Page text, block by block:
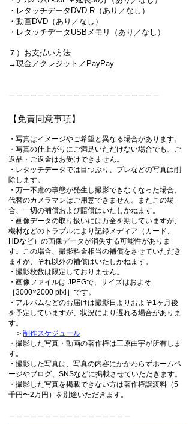
・レタッチデータDVD-R（あり／なし）
・動画DVD（あり／なし）
・レタッチデータUSBメモリ（あり／なし）
７）お支払い方法
→現金／クレジット／PayPay
【免責同意事項】
・写真はイメージやご希望と異なる場合があります。
・写真の仕上がりにご満足いただけない場合でも、ご
返品・ご返金はお受けできません。
・レタッチデータでは目つぶり、ブレなどの写真は削
除します。
・万一不慮の事態が発生し撮影できなくなった場合、
代替のカメラマンはご用意できません。またこの場
合、一切の補償および賠償はいたしかねます。
・画像データの取り扱いには万全を期していますが、
機材などのトラブルにより記録メディア（カード、
HDなど）の画像データが消失する可能性がありま
す。この場合、撮影料金相当の補償をさせていただき
ますが、それ以外の補償はいたしかねます。
・撮影枚数は限定しておりません。
・画像ファイルは.JPEGで、サイズはおよそ
［3000×2000 pixl］です。
・アルバムなどのお届けは撮影日よりおよそ1ヶ月後
を予定していますが、状況により遅れる場合がありま
す。
＞ 制作スケジュール
・撮影した写真・動画の著作権は三原由宇が所有しま
す。
・撮影した写真は、写真の内容にかかわらずホームペ
ージやブログ、SNSなどに掲載させていただきます。
・撮影した写真を掲載できない方は著作権譲渡料（5
千円〜2万円）を別途いただきます。